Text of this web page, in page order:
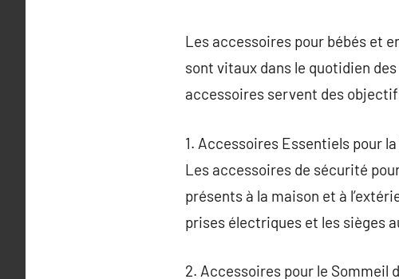
Les accessoires pour bébés et
sont vitaux dans le quotidien
accessoires servent des
1. Accessoires Essentiels pour
Les accessoires de sécurité
présents à la maison et à
prises électriques et les sièges
2. Accessoires pour le Sommeil